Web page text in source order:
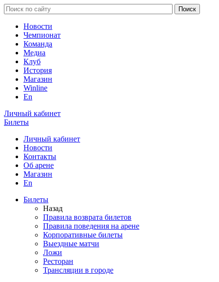
Новости
Чемпионат
Команда
Медиа
Клуб
История
Магазин
Winline
En
Личный кабинет
Билеты
Личный кабинет
Новости
Контакты
Об арене
Магазин
En
Билеты
Назад
Правила возврата билетов
Правила поведения на арене
Корпоративные билеты
Выездные матчи
Ложи
Ресторан
Трансляции в городе